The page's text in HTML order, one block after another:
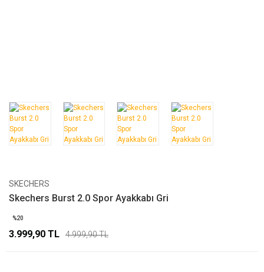
SKECHERS
Skechers Burst 2.0 Spor Ayakkabı Gri
%20
3.999,90 TL 4.999,90 TL